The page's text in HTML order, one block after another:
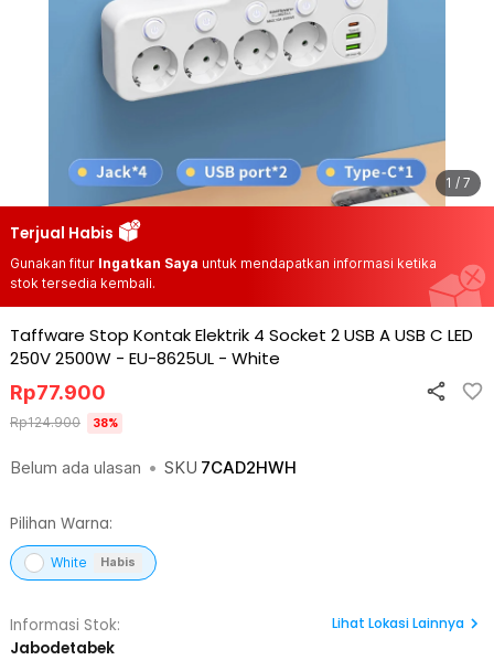
1 / 7
Terjual Habis
Gunakan fitur Ingatkan Saya untuk mendapatkan informasi ketika
stok tersedia kembali.
Taffware Stop Kontak Elektrik 4 Socket 2 USB A USB C LED
250V 2500W - EU-8625UL - White
Belum ada ulasan • SKU 7CAD2HWH
Rp77.900
Rp124.900 38%
Pilihan Warna:
White Habis
Informasi Stok:
Jabodetabek
Lihat Lokasi Lainnya